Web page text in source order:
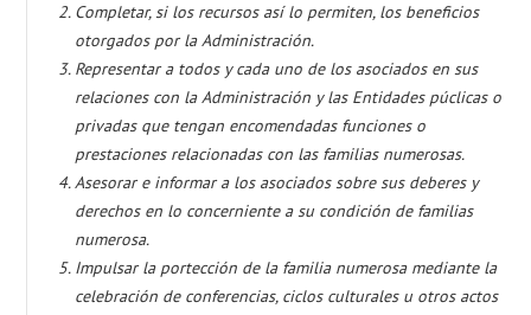
Completar, si los recursos así lo permiten, los beneficios
otorgados por la Administración.
Representar a todos y cada uno de los asociados en sus
relaciones con la Administración y las Entidades púclicas o
privadas que tengan encomendadas funciones o
prestaciones relacionadas con las familias numerosas.
Asesorar e informar a los asociados sobre sus deberes y
derechos en lo concerniente a su condición de familias
numerosa.
Impulsar la portección de la familia numerosa mediante la
celebración de conferencias, ciclos culturales u otros actos